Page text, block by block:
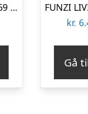
FUNZI LIVING 7169 garderobeskab, 2 skydelåger, 2 bøjlestænger, 2 skuffer – natur melamin
kr.
Gå